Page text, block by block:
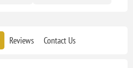
Reviews Contact Us